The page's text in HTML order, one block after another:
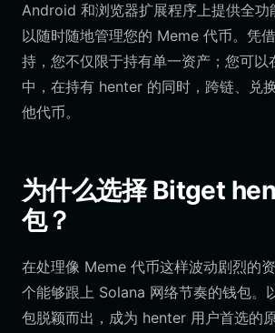
Android 和浏览器扩展程序上提供全功
以随时随地管理您的 Meme 代币。凭
持，您不仅限于持有单一资产；您可以
中，在持有 henter 的同时，跨链、兑
他代币。
为什么选择 Bitget
包？
在处理像 Meme 代币这样波动剧烈的
个能够跟上 Solana 网络节奏的钱包。
包脱颖而出，成为 henter 用户首选的